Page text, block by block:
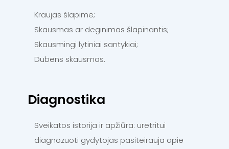
Kraujas šlapime;
Skausmas ar deginimas šlapinantis;
Skausmingi lytiniai santykiai;
Dubens skausmas.
Diagnostika
Sveikatos istorija ir apžiūra: uretritui
diagnozuoti gydytojas pasiteirauja apie